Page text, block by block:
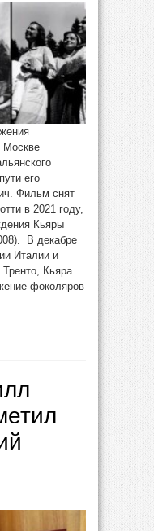
Москве
его
Фильм снят
в 2021 году,
Кьяры
В декабре
Италии и
Кьяра
фоколяров